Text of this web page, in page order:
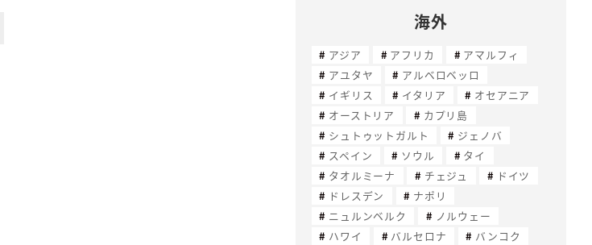
海外
アジア アフリカ
アマルフィ
アユタヤ
アルベロベッロ
イギリス
イタリア
オセアニア
オーストリア
カプリ島
シュトゥットガルト
ジェノバ
スペイン
ソウル
タイ
タオルミーナ
チェジュ
ドイツ
ドレスデン
ナポリ
ニュルンベルク
ノルウェー
ハワイ
バルセロナ
バンコク